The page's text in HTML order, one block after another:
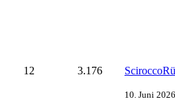
12 3.176
10. Juni